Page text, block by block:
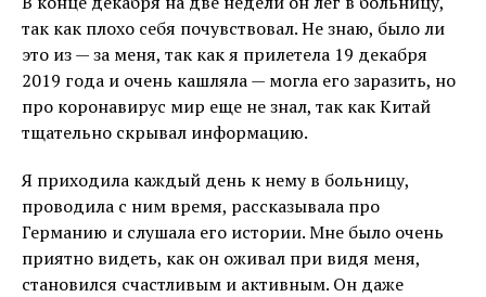
так как плохо себя почувствовал. Не знаю, было ли
это из — за меня, так как я прилетела 19 декабря
2019 года и очень кашляла — могла его заразить, но
про коронавирус мир еще не знал, так как Китай
тщательно скрывал информацию.
Я приходила каждый день к нему в больницу,
проводила с ним время, рассказывала про
Германию и слушала его истории. Мне было очень
приятно видеть, как он оживал при видя меня,
становился счастливым и активным. Он даже